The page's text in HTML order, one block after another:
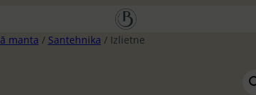
manta / Santehnika / Izlietne